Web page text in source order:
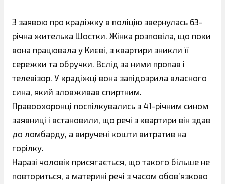
З заявою про крадіжку в поліцію звернулась 63-
річна жителька Шостки. Жінка розповіла, що поки
вона працювала у Києві, з квартири зникли її
сережки та обручки. Вслід за ними пропав і
телевізор. У крадіжці вона запідозрила власного
сина, який зловживав спиртним.
Правоохоронці поспілкувались з 41-річним сином
заявниці і встановили, що речі з квартири він здав
до ломбарду, а виручені кошти витратив на
горілку.
Наразі чоловік присягається, що такого більше не
повториться, а материні речі з часом обов’язково